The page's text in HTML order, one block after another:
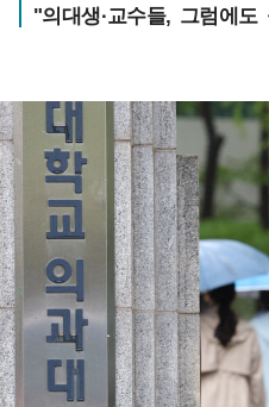
"의대생·교수들, 그럼에